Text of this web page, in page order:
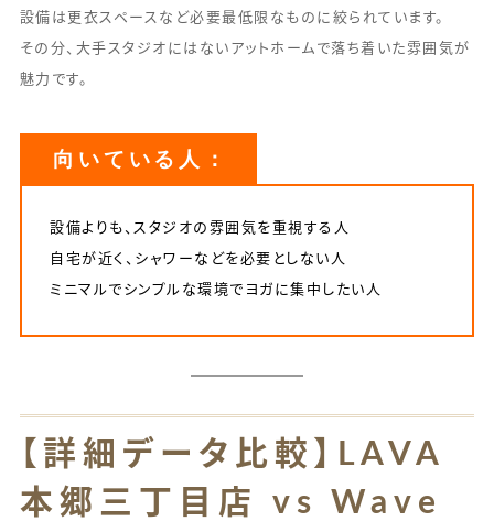
設備は更衣スペースなど必要最低限なものに絞られています。
その分、大手スタジオにはないアットホームで落ち着いた雰囲気が
魅力です。
向いている人：
設備よりも、スタジオの雰囲気を重視する人
自宅が近く、シャワーなどを必要としない人
ミニマルでシンプルな環境でヨガに集中したい人
【詳細データ比較】LAVA
本郷三丁目店 vs Wave